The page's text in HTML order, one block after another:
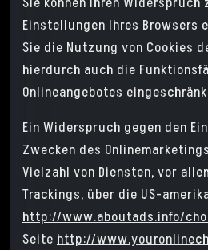
Einstellungen Ihres Browsers
Sie die Nutzung von Cookies
hierdurch auch die
Onlineangebotes
Ein Widerspruch gegen den
Zwecken des
Vielzahl von Diensten, vor
Trackings, über die US-
http://www.aboutads.info/
Seite http://